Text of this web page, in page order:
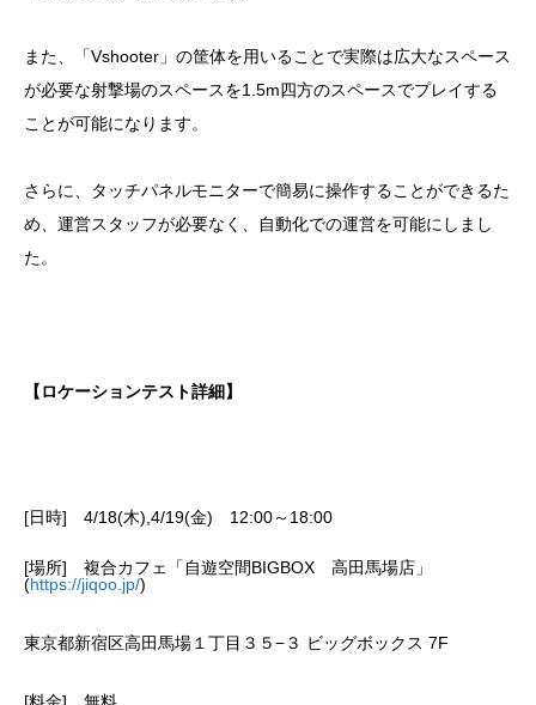
また、「Vshooter」の筐体を用いることで実際は広大なスペース
が必要な射撃場のスペースを1.5m四方のスペースでプレイする
ことが可能になります。
さらに、タッチパネルモニターで簡易に操作することができるた
め、運営スタッフが必要なく、自動化での運営を可能にしまし
た。
【ロケーションテスト詳細】
[日時] 4/18(木),4/19(金) 12:00～18:00
[場所] 複合カフェ「自遊空間BIGBOX 高田馬場店」
(https://jiqoo.jp/)
東京都新宿区高田馬場１丁目３５−３ ビッグボックス 7F
[料金] 無料